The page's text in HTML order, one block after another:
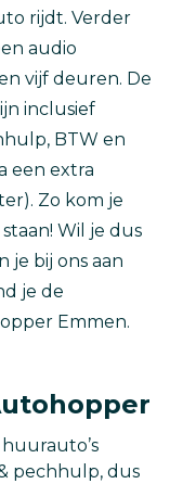
rijdt. Verder
audio
vijf deuren. De
inclusief
BTW en
een extra
Zo kom je
Wil je dus
je bij ons aan
je de
Emmen.
pechhulp, dus